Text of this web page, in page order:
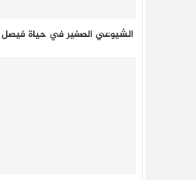
الشيوعي الصغير في حياة